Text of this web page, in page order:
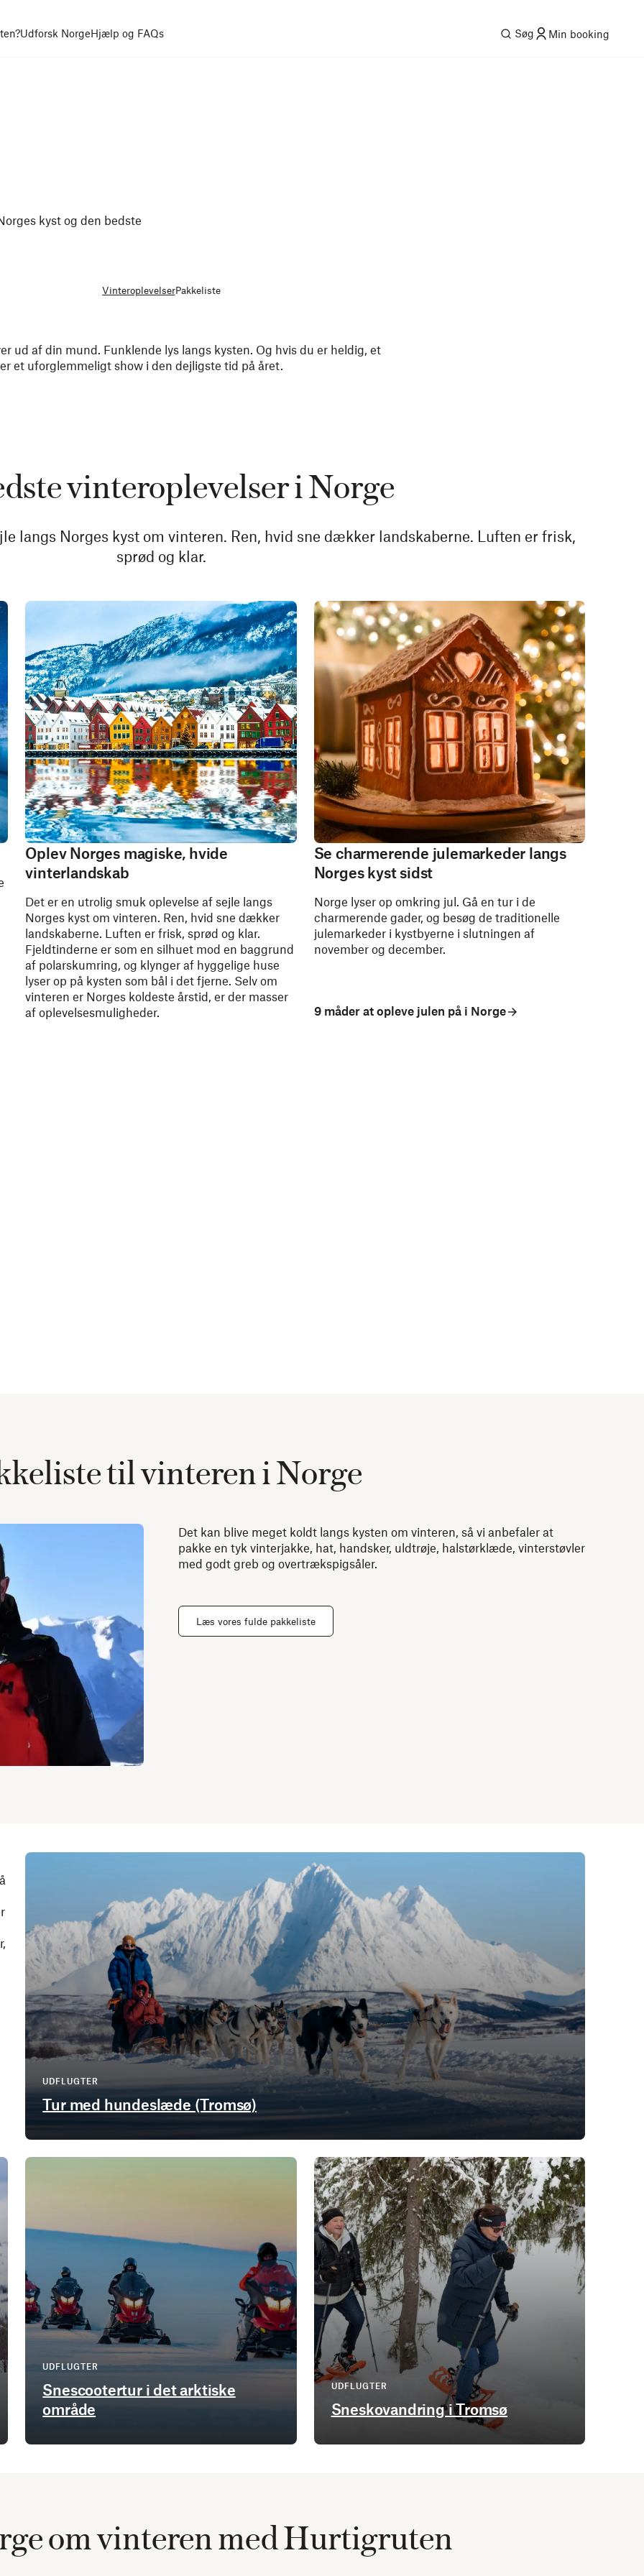
Udforsk NorgeHjælp og FAQs Søg Min booking
kyst og den bedste
VinteroplevelserPakkeliste
ud af din mund. Funklende lys langs kysten. Og hvis du er heldig, et
et uforglemmeligt show i den dejligste tid på året.
vinteroplevelser i Norge
langs Norges kyst om vinteren. Ren, hvid sne dækker landskaberne. Luften er frisk,
sprød og klar.
Oplev Norges magiske, hvide
vinterlandskab
Det er en utrolig smuk oplevelse af sejle langs
Norges kyst om vinteren. Ren, hvid sne dækker
landskaberne. Luften er frisk, sprød og klar.
Fjeldtinderne er som en silhuet mod en baggrund
af polarskumring, og klynger af hyggelige huse
lyser op på kysten som bål i det fjerne. Selv om
vinteren er Norges koldeste årstid, er der masser
af oplevelsesmuligheder.
Se charmerende julemarkeder langs
Norges kyst sidst
Norge lyser op omkring jul. Gå en tur i de
charmerende gader, og besøg de traditionelle
julemarkeder i kystbyerne i slutningen af
november og december.
9 måder at opleve julen på i Norge
til vinteren i Norge
Det kan blive meget koldt langs kysten om vinteren, så vi anbefaler at
pakke en tyk vinterjakke, hat, handsker, uldtrøje, halstørklæde, vinterstøvler
med godt greb og overtrækspigsåler.
Læs vores fulde pakkeliste
UDFLUGTER
Tur med hundeslæde (Tromsø)
UDFLUGTER
Snescootertur i det arktiske
område
UDFLUGTER
Sneskovandring i Tromsø
om vinteren med Hurtigruten